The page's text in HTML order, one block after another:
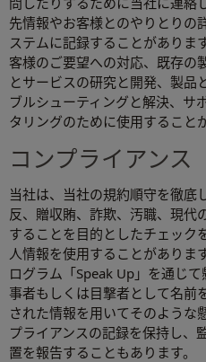
先情報やお客様とのやりとりの
ステムに記録することがありま
客様のご要望への対応、既存の
とサービスの研究と開発、製品
ブルシューティングと解決、サ
タリングのために使用すること
コンプライアンス
当社は、当社の規約順守を徹底
反、贈収賄、詐欺、汚職、現代
することを目的としたチェック
人情報を使用することがありま
ログラム「Speak Up」を通じ
事者もしくは目撃者として名前
された情報を用いてそのような
プライアンスの記録を保持し、
置を報告することもあります。